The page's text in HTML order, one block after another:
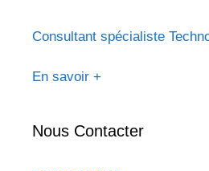
Consultant spécialiste
En savoir +
Nous Contacter